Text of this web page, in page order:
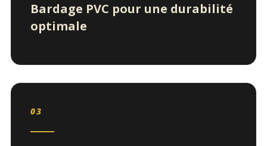
Bardage PVC pour une durabilité
optimale
03